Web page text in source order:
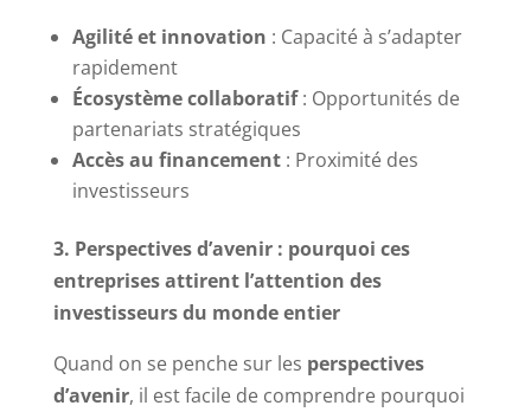
Agilité et innovation : Capacité à s’adapter
rapidement
Écosystème collaboratif: Opportunités de
partenariats stratégiques
Accès au financement: Proximité des
investisseurs
3. Perspectives d’avenir : pourquoi ces
entreprises attirent l’attention des
investisseurs du monde entier
Quand on se penche sur les perspectives
d’avenir, il est facile de comprendre pourquoi